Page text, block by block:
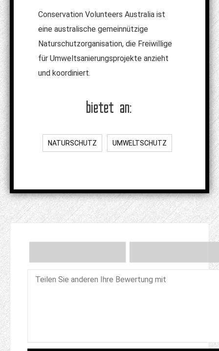
Conservation Volunteers Australia ist
eine australische gemeinnützige
Naturschutzorganisation, die Freiwillige
für Umweltsanierungsprojekte anzieht
und koordiniert.
bietet an:
NATURSCHUTZ UMWELTSCHUTZ